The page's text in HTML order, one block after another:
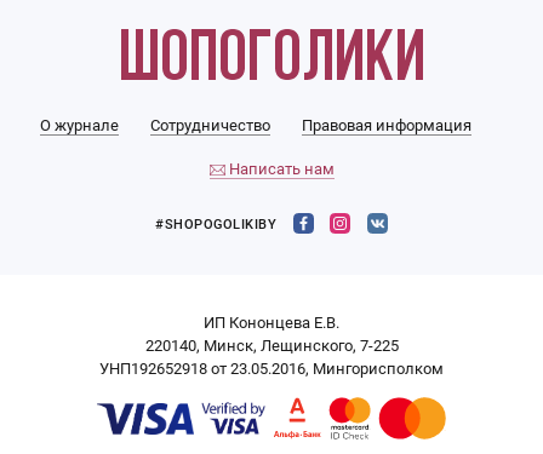
О журнале Сотрудничество Правовая информация
Написать нам
#SHOPOGOLIKIBY
ИП Кононцева Е.В.
220140, Минск, Лещинского, 7-225
УНП192652918 от 23.05.2016, Мингорисполком